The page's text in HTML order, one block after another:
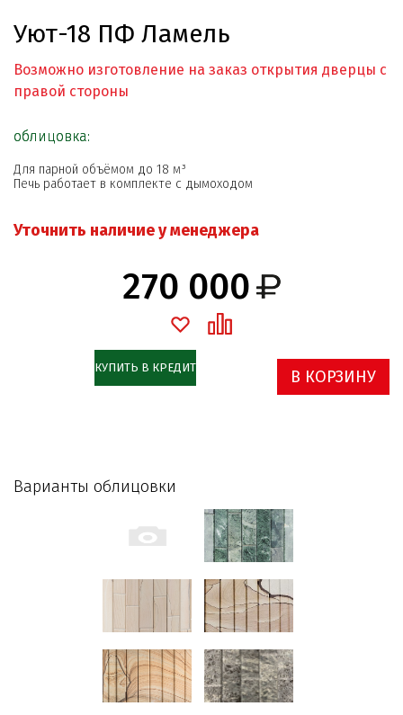
Уют-18 ПФ Ламель
Возможно изготовление на заказ открытия дверцы с
правой стороны
облицовка:
Для парной объёмом до 18 м³
Печь работает в комплекте с дымоходом
Уточнить наличие у менеджера
270 000
КУПИТЬ В КРЕДИТ В КОРЗИНУ
Варианты облицовки